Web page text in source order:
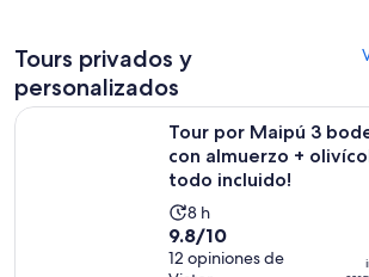
Tours privados y
personalizados
Tour por Maipú 3
con almuerzo +
todo incluido!
La
actividad
dura
8 h
9.8
de
9.8/10
12 opiniones de
Tour por Maipú 3 bodegas con